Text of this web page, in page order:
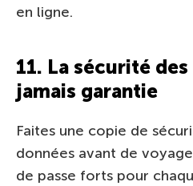
en ligne.
11. La sécurité des
jamais garantie
Faites une copie de
données avant de
de passe forts pour